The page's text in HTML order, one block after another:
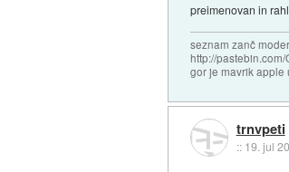
preimenovan in
seznam zanč
http://
gor je mavrik apple
trnvpeti
:: 19. jul